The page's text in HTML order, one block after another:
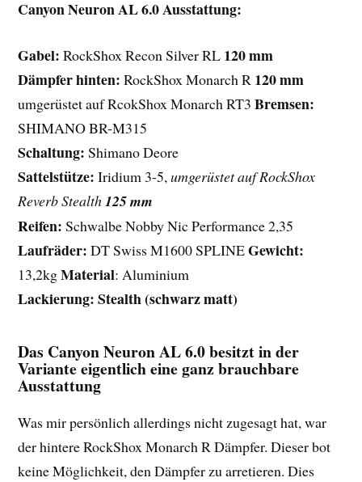
Canyon Neuron AL 6.0 Ausstattung:
Gabel:RockShox Recon Silver RL 120 mm
Dämpfer hinten: RockShox Monarch R 120 mm
umgerüstet auf RcokShox Monarch RT3Bremsen:
SHIMANO BR-M315
Schaltung: Shimano Deore
Sattelstütze: Iridium 3-5,umgerüstet auf RockShox
Reverb Stealth125 mm
Reifen: Schwalbe Nobby Nic Performance 2,35
Laufräder: DT Swiss M1600 SPLINEGewicht:
13,2kgMaterial: Aluminium
Lackierung: Stealth (schwarz matt)
Das Canyon Neuron AL 6.0 besitzt in der
Variante eigentlich eine ganz brauchbare
Ausstattung
Was mir persönlich allerdings nicht zugesagt hat, war
der hintere RockShox Monarch R Dämpfer. Dieser bot
keine Möglichkeit, den Dämpfer zu arretieren. Dies